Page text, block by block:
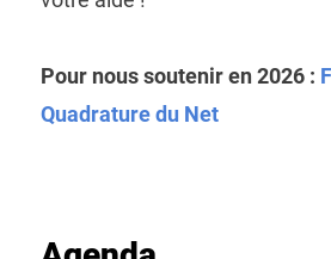
Pour nous soutenir en 2026 :
Quadrature du Net